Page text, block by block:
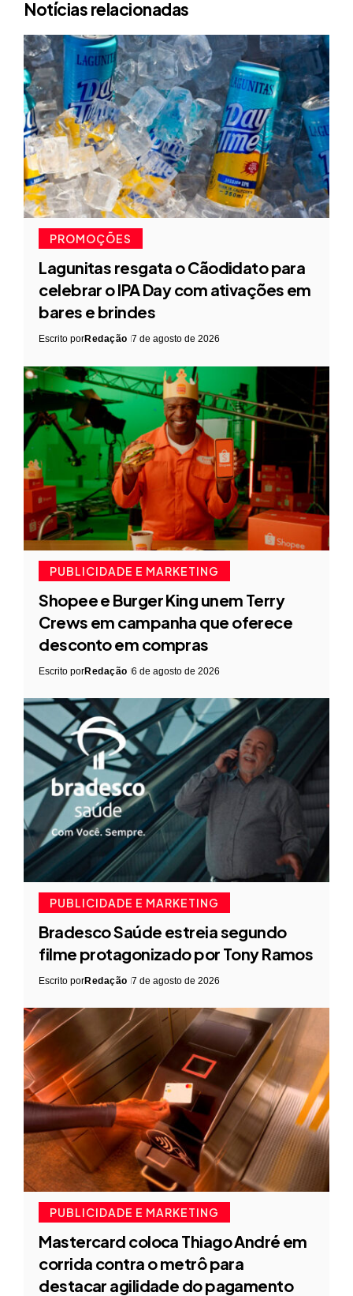
Notícias relacionadas
PROMOÇÕES
Lagunitas resgata o Cãodidato para
celebrar o IPA Day com ativações em
bares e brindes
Escrito porRedação 7 de agosto de 2026
PUBLICIDADE E MARKETING
Shopee e Burger King unem Terry
Crews em campanha que oferece
desconto em compras
Escrito porRedação 6 de agosto de 2026
PUBLICIDADE E MARKETING
Bradesco Saúde estreia segundo
filme protagonizado por Tony Ramos
Escrito porRedação 7 de agosto de 2026
PUBLICIDADE E MARKETING
Mastercard coloca Thiago André em
corrida contra o metrô para
destacar agilidade do pagamento